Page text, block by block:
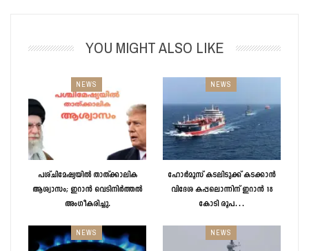
YOU MIGHT ALSO LIKE
NEWS
പശ്ചിമേഷ്യയിൽ താത്ക്കാലിക
ആശ്വാസം; ഇറാൻ വെടിനിർത്തൽ
അംഗീകരിച്ചു.
NEWS
ഹോർമൂസ് കടലിടുക്ക് കടക്കാൻ
വിദേശ കപ്പലൊന്നിന് ഇറാൻ 18
കോടി രൂപ…
NEWS NEWS